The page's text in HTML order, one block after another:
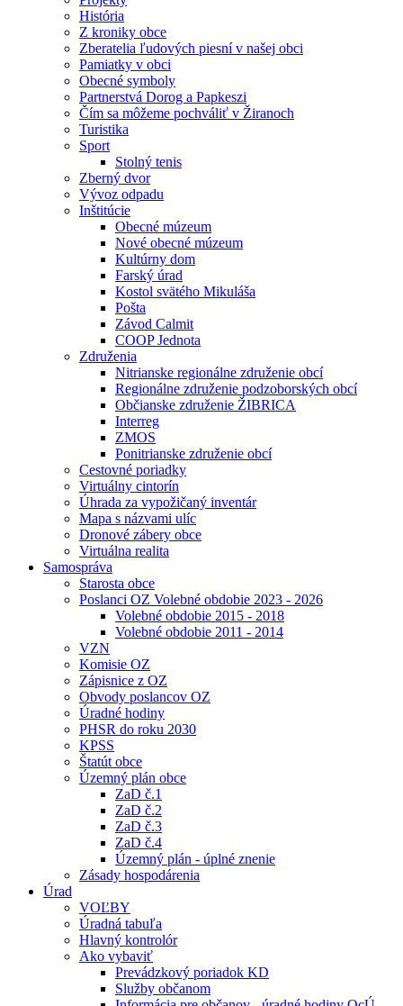
História
Z kroniky obce
Zberatelia ľudových piesní v našej obci
Pamiatky v obci
Obecné symboly
Partnerstvá Dorog a Papkeszi
Čím sa môžeme pochváliť v Žiranoch
Turistika
Sport
Stolný tenis
Zberný dvor
Vývoz odpadu
Inštitúcie
Obecné múzeum
Nové obecné múzeum
Kultúrny dom
Farský úrad
Kostol svätého Mikuláša
Pošta
Závod Calmit
COOP Jednota
Združenia
Nitrianske regionálne združenie obcí
Regionálne združenie podzoborských obcí
Občianske združenie ŽIBRICA
Interreg
ZMOS
Ponitrianske združenie obcí
Cestovné poriadky
Virtuálny cintorín
Úhrada za vypožičaný inventár
Mapa s názvami ulíc
Dronové zábery obce
Virtuálna realita
Samospráva
Starosta obce
Poslanci OZ Volebné obdobie 2023 - 2026
Volebné obdobie 2015 - 2018
Volebné obdobie 2011 - 2014
VZN
Komisie OZ
Zápisnice z OZ
Obvody poslancov OZ
Úradné hodiny
PHSR do roku 2030
KPSS
Štatút obce
Územný plán obce
ZaD č.1
ZaD č.2
ZaD č.3
ZaD č.4
Územný plán - úplné znenie
Zásady hospodárenia
Úrad
VOĽBY
Úradná tabuľa
Hlavný kontrolór
Ako vybaviť
Prevádzkový poriadok KD
Služby občanom